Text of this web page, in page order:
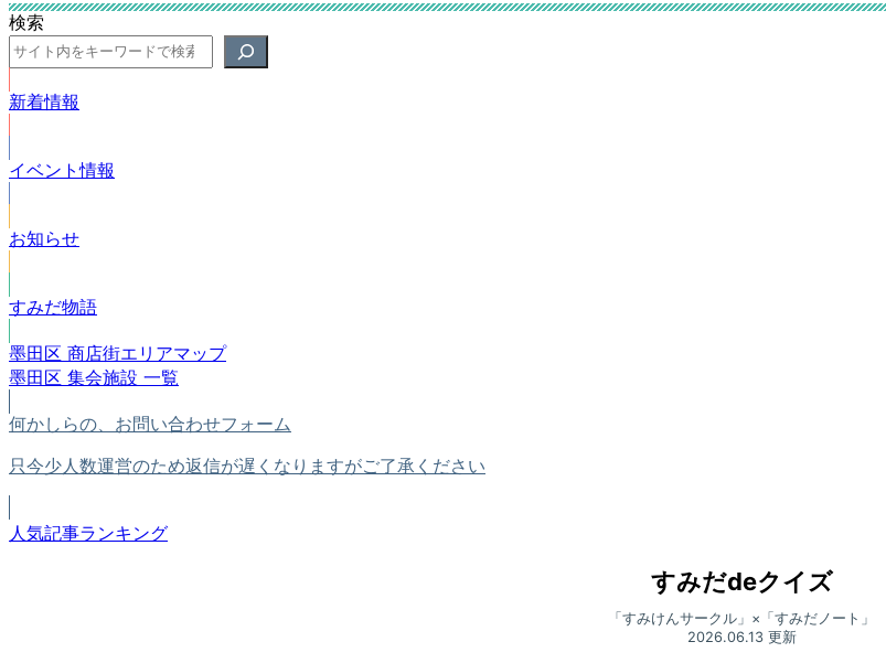
検索
新着情報
イベント情報
お知らせ
すみだ物語
墨田区 商店街エリアマップ
墨田区 集会施設 一覧
何かしらの、お問い合わせフォーム
只今少人数運営のため返信が遅くなりますがご了承ください
人気記事ランキング
すみだdeクイズ
「すみけんサークル」×「すみだノート」
2026.06.13 更新